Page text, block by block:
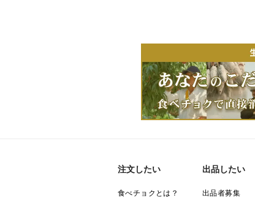
注文したい
食べチョクとは？
出品したい
出品者募集